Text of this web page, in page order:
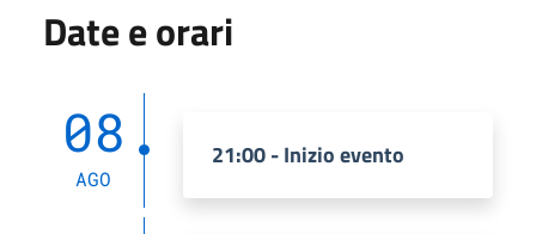
Date e orari
08
AGO
21:00 - Inizio evento